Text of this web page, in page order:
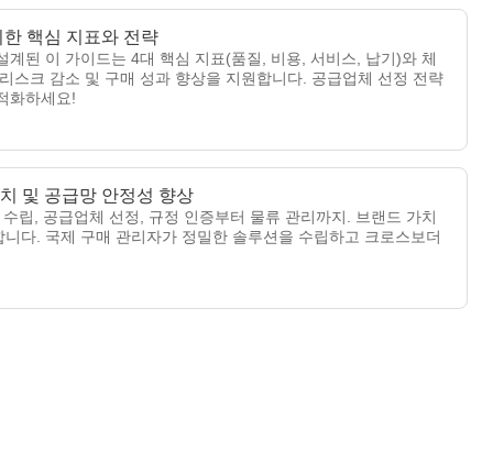
핵심 지표와 전략
된 이 가이드는 4대 핵심 지표(품질, 비용, 서비스, 납기)와 체
스크 감소 및 구매 성과 향상을 지원합니다. 공급업체 선정 전략
화하세요!
및 공급망 안정성 향상
립, 공급업체 선정, 규정 인증부터 물류 관리까지. 브랜드 가치
다. 국제 구매 관리자가 정밀한 솔루션을 수립하고 크로스보더